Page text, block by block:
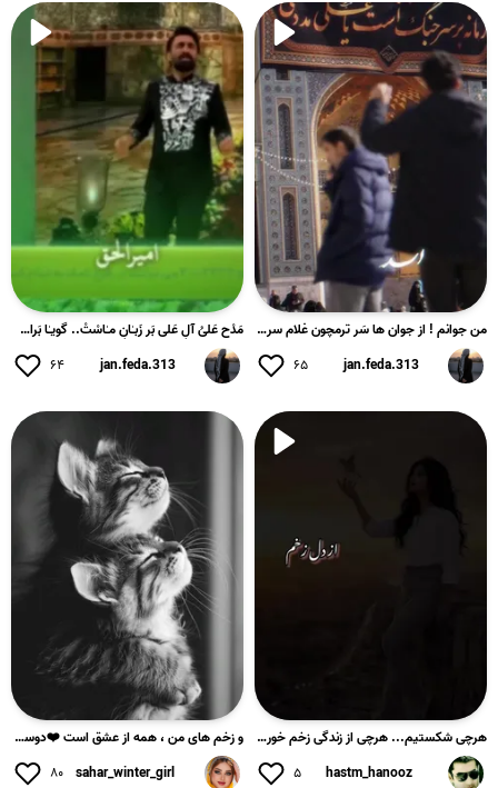
من جوانم ! از جوان ها سَر ترمچون غلام سر به زیر حیدرم 💚!
jan.feda.313
۶۵
مَدْحِ عَلیُ آلِ عَلی بَر زَبـٰانِ مـٰاسْتْ.. گویـٰا بَرایِ ...
jan.feda.313
۶۴
هرچی شکستیم... هرچی از زندگی زخم خوردیم... هرچی شب‌ها با بغض...
hastm_hanooz
۵
و زخم های من ، همه از عشق است ❤️دوست داشتم معلم املای تو بود...
sahar_winter_girl ۸۰